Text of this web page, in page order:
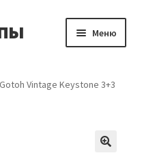
Меню
Vintage Keystone 3+3